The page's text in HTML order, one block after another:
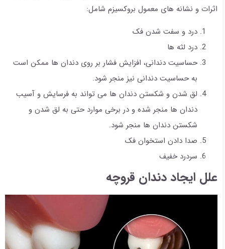
اثرات و نشانه های معمول بروکسیزم شامل:
درد و سفت شدن فک
درد لثه ها
حساسیت دندانی، افزایش فشار بر روی دندان ها ممکن است
به حساسیت دندانی نیز منجر شود.
لق شدن و شکستن دندان ها می تواند به فرسایش و آسیب
دندان ها منجر شده و در برخی موارد حتی به لق شدن و
شکستن دندان ها منجر شود.
صدا دادن استخوان فک
سردرد خفیف
علل ایجاد دندان قروچه